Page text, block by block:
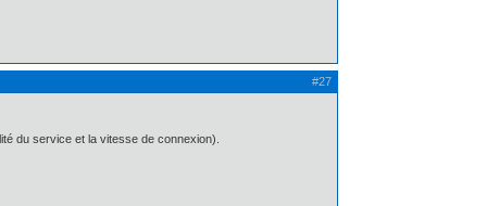
#27
du service et la vitesse de connexion).